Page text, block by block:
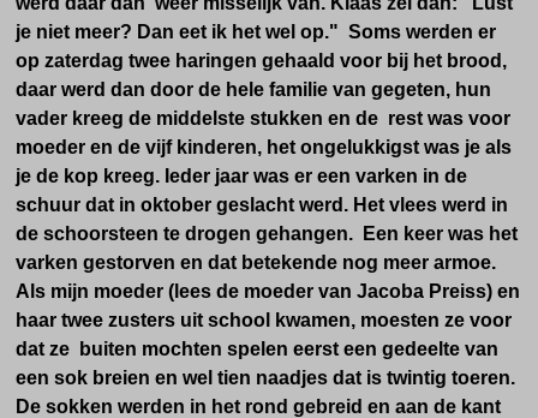
je niet meer? Dan eet ik het wel op." Soms werden er
op zaterdag twee haringen gehaald voor bij het brood,
daar werd dan door de hele familie van gegeten, hun
vader kreeg de middelste stukken en de rest was voor
moeder en de vijf kinderen, het ongelukkigst was je als
je de kop kreeg. Ieder jaar was er een varken in de
schuur dat in oktober geslacht werd. Het vlees werd in
de schoorsteen te drogen gehangen. Een keer was het
varken gestorven en dat betekende nog meer armoe.
Als mijn moeder (lees de moeder van Jacoba Preiss) en
haar twee zusters uit school kwamen, moesten ze voor
dat ze buiten mochten spelen eerst een gedeelte van
een sok breien en wel tien naadjes dat is twintig toeren.
De sokken werden in het rond gebreid en aan de kant